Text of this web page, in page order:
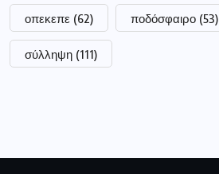
οπεκεπε (62) ποδόσφαιρο (53)
σύλληψη (111)